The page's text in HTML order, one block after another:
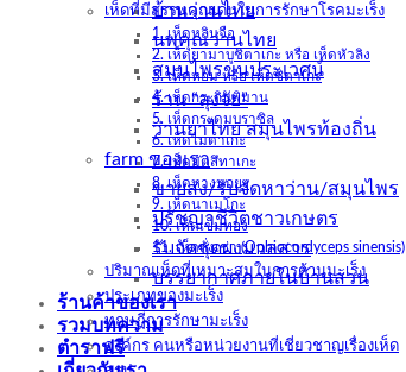
บ้านว่านไทย
นพคุณว่านไทย
สมุนไพรขุนประเวศน์
ร้าน “ลุงจัย”
ว่านยาไทย สมุนไพรท้องถิ่น
farm ของเรา
ขายส่ง/รับจัดหาว่าน/สมุนไพร
ปรัชญาชีวิตชาวเกษตร
รับจัดชุดผงมวลสาร
บรรยากาศภายในบ้านสวน
ร้านค้าของเรา
รวมบทความ
ตำราฟรี
เห็ดที่มีสรรพคุณเด่นในการรักษาโรคมะเร็ง
1. เห็ดหลินจือ
2. เห็ดยามาบูชิตาเกะ หรือ เห็ดหัวลิง
3. เห็ดหอม หรือ เห็ดชิตาเกะ
4. เห็ดกระถินพิมาน
5. เห็ดกระดุมบราซิล
6. เห็ดไมตาเกะ
7. เห็ดมัตสึทาเกะ
8. เห็ดหางนกยูง
9. เห็ดนาเมโกะ
10. เห็ดเข็มทอง
11. เห็ดถั่งเช่า (Ophiocordyceps sinensis)
ปริมาณเห็ดที่เหมาะสมในการต้านมะเร็ง
ประเภทของมะเร็ง
ทฤษฎีการรักษามะเร็ง
องค์กร คนหรือหน่วยงานที่เชี่ยวชาญเรื่องเห็ด